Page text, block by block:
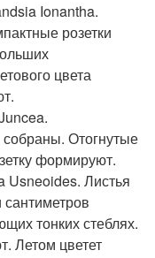
Ionantha.
розетки
цвета
собраны. Отогнутые
формируют.
Usneoides. Листья
тонких стеблях.
Летом цветет